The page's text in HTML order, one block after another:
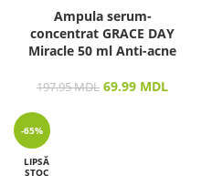
Ampula serum-
concentrat GRACE DAY
Miracle 50 ml Anti-acne
197.95MDL 69.99 MDL
-65%
LIPSĂ
STOC